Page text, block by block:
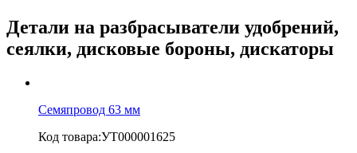
Детали на разбрасыватели удобрений,
сеялки, дисковые бороны, дискаторы
Семяпровод 63 мм
Код товара:УТ000001625